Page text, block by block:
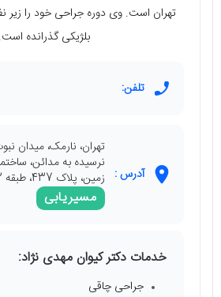
تهران است. وی دوره جراحی خود را زیر
بلژیکی گذرانده است.
تلفن:
آدرس :
تهران، نارمک، میدان
نرسیده به مدائن،
زمین، پلاک 437، طبقه 2، واحد 4
مسیریابی
خدمات دکتر کیوان مهدی نژاد:
جراحی چاقی